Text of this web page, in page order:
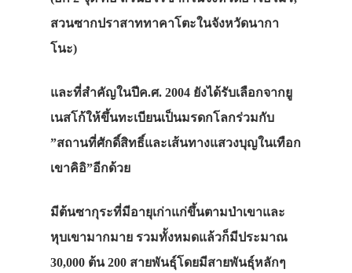
สวนซากปราสาททาคาโตะในจังหวัดนากา
โนะ)
และที่สำคัญในปีค.ศ. 2004 ยังได้รับเลือกจากยู
เนสโก้ให้ขึ้นทะเบียนเป็นมรดกโลกร่วมกับ
”สถานที่ศักดิ์สิทธิ์และเส้นทางแสวงบุญในเทือก
เขาคิอิ”อีกด้วย
มีต้นซากุระที่มีอายุเก่าแก่ขึ้นตามป่าเขาและ
หุบเขามากมาย รวมทั้งหมดแล้วก็มีประมาณ
30,000 ต้น200 สายพันธุ์โดยมีสายพันธุ์หลักๆ